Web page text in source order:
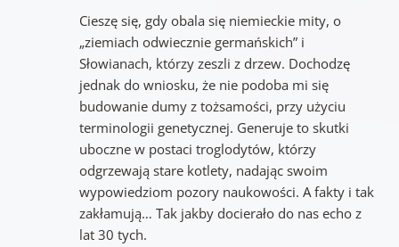
Cieszę się, gdy obala się niemieckie mity, o
„ziemiach odwiecznie germańskich” i
Słowianach, którzy zeszli z drzew. Dochodzę
jednak do wniosku, że nie podoba mi się
budowanie dumy z tożsamości, przy użyciu
terminologii genetycznej. Generuje to skutki
uboczne w postaci troglodytów, którzy
odgrzewają stare kotlety, nadając swoim
wypowiedziom pozory naukowości. A fakty i tak
zakłamują… Tak jakby docierało do nas echo z
lat 30 tych.